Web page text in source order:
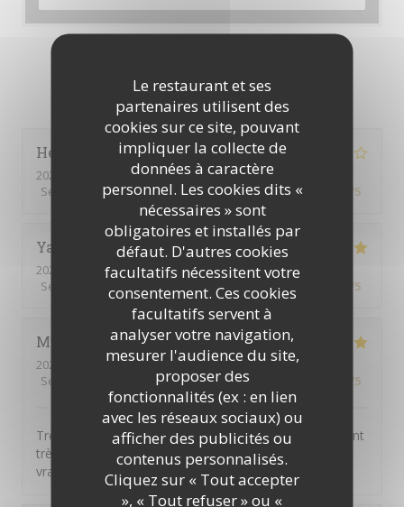
Le restaurant et ses
partenaires utilisent des
cookies sur ce site, pouvant
impliquer la collecte de
données à caractère
personnel. Les cookies dits «
nécessaires » sont
obligatoires et installés par
défaut. D'autres cookies
facultatifs nécessitent votre
consentement. Ces cookies
facultatifs servent à
analyser votre navigation,
mesurer l'audience du site,
proposer des
fonctionnalités (ex : en lien
avec les réseaux sociaux) ou
afficher des publicités ou
contenus personnalisés.
Cliquez sur « Tout accepter
», « Tout refuser » ou «
Les avis de nos clients
Henriques C
2026-07-30
- 12:00 - Couverts 8
Service
/5 Ambiance: 3 /5 Cuisine:4/5 Qualité / Prix /5
Yannick
2026-07-30
- 12:15 - Couverts 10
Service
Ambiance Cuisine Qualité / Prix /5
Muriel
2026-07-29
- 12:00 - Couverts 6
Service
Ambiance:5 /5 Cuisine:5 /5
Très bon rapport qualité / prix. Tous les convives étaient
très contents. Formule tout compris qui comprend
vraiment tout ! BARVO